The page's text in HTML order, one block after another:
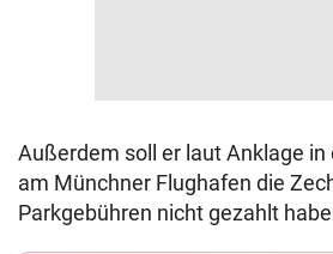
Außerdem soll er laut Anklage in
am Münchner Flughafen die
Parkgebühren nicht gezahlt